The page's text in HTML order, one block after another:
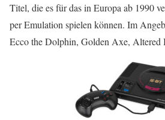
Titel, die es für das in Europa ab 1990
per Emulation spielen können. Im
Ecco the Dolphin, Golden Axe, Altered